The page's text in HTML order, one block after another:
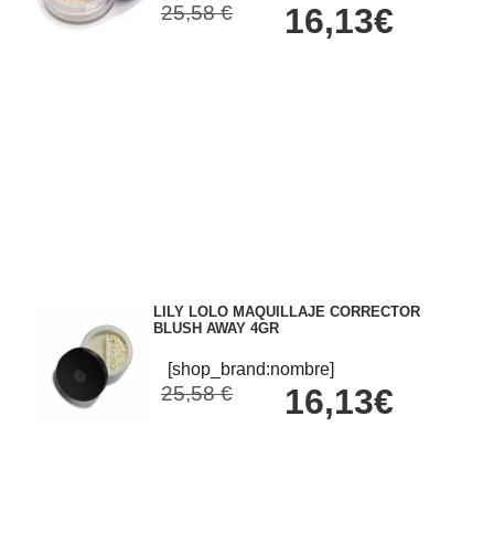
25,58 € 16,13€
LILY LOLO MAQUILLAJE CORRECTOR
BLUSH AWAY 4GR
[shop_brand:nombre]
25,58 € 16,13€